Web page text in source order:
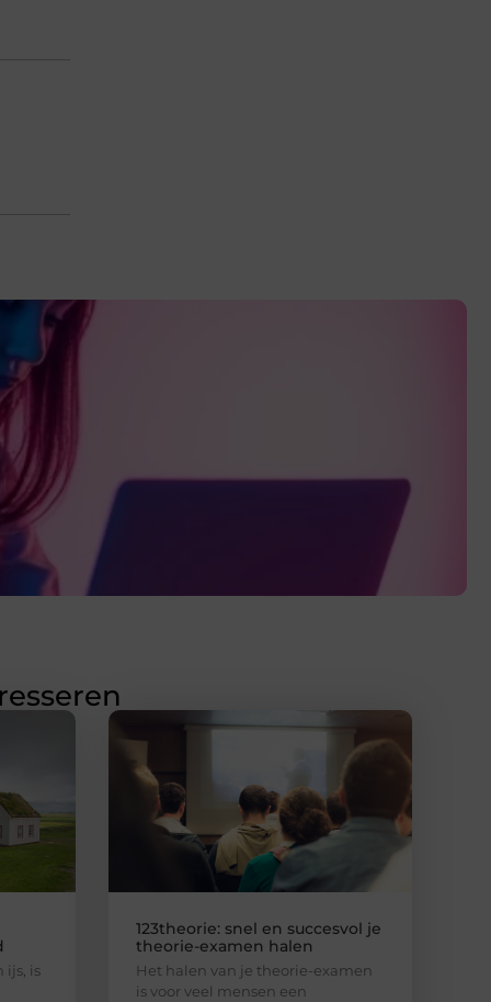
ijs, is
123theorie: snel en succesvol je
theorie-examen halen
Het halen van je theorie-examen
is voor veel mensen een